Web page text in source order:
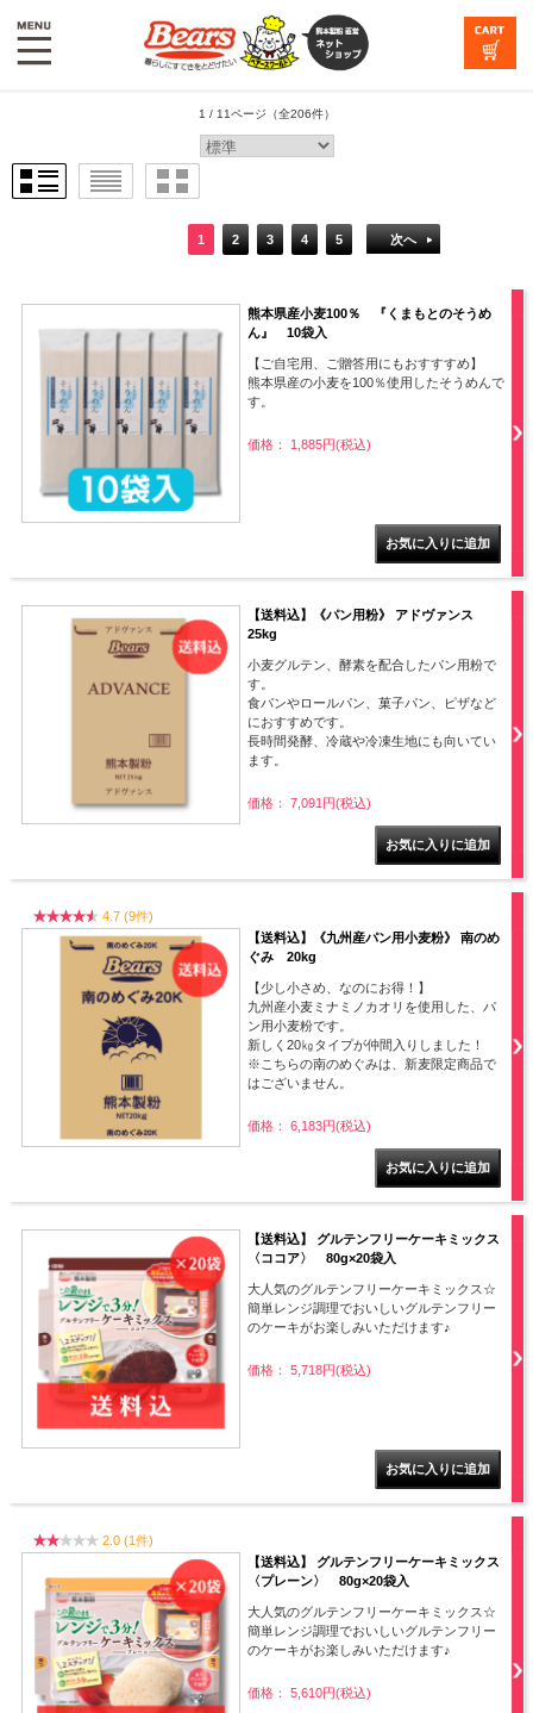
1 / 11ページ （全206件）
1 2 3 4 5 次へ
熊本県産小麦100％ 『くまもとのそうめ
ん』 10袋入
【ご自宅用、ご贈答用にもおすすすめ】
熊本県産の小麦を100％使用したそうめんで
す。
価格： 1,885円(税込)
【送料込】《パン用粉》 アドヴァンス
25kg
小麦グルテン、酵素を配合したパン用粉で
す。
食パンやロールパン、菓子パン、ピザなど
におすすめです。
長時間発酵、冷蔵や冷凍生地にも向いてい
ます。
価格： 7,091円(税込)
4.7 (9件)
【送料込】《九州産パン用小麦粉》 南のめ
ぐみ 20kg
【少し小さめ、なのにお得！】
九州産小麦ミナミノカオリを使用した、パ
ン用小麦粉です。
新しく20㎏タイプが仲間入りしました！
※こちらの南のめぐみは、新麦限定商品で
はございません。
価格： 6,183円(税込)
【送料込】 グルテンフリーケーキミックス
〈ココア〉 80g×20袋入
大人気のグルテンフリーケーキミックス☆
簡単レンジ調理でおいしいグルテンフリー
のケーキがお楽しみいただけます♪
価格： 5,718円(税込)
2.0 (1件)
【送料込】 グルテンフリーケーキミックス
〈プレーン〉 80g×20袋入
大人気のグルテンフリーケーキミックス☆
簡単レンジ調理でおいしいグルテンフリー
のケーキがお楽しみいただけます♪
価格： 5,610円(税込)